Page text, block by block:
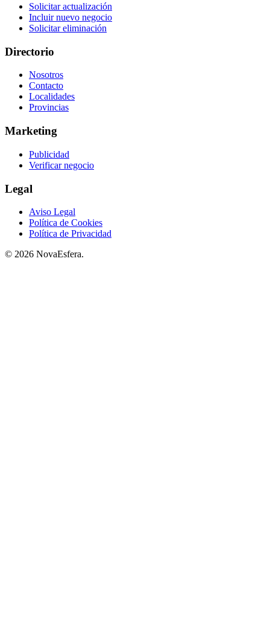
Solicitar actualización
Incluir nuevo negocio
Solicitar eliminación
Directorio
Nosotros
Contacto
Localidades
Provincias
Marketing
Publicidad
Verificar negocio
Legal
Aviso Legal
Política de Cookies
Política de Privacidad
© 2026 NovaEsfera.